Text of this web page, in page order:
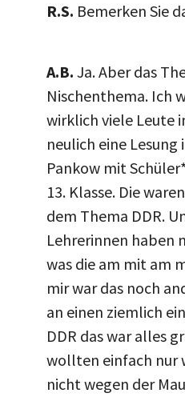
R.S. Bemerken Sie
A.B. Ja. Aber das
Nischenthema. Ich
wirklich viele Leute
neulich eine Lesung
Pankow mit
13. Klasse. Die
dem Thema DDR.
Lehrerinnen haben
was die am mit am
mir war das noch
an einen ziemlich
DDR das war alles
wollten einfach nur
nicht wegen der